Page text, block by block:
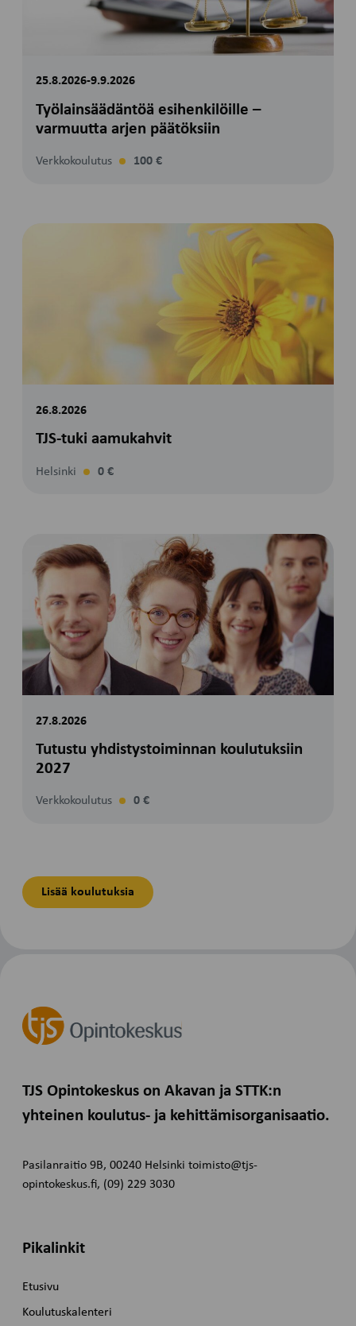
25.8.2026-9.9.2026
Työlainsäädäntöä esihenkilöille –
varmuutta arjen päätöksiin
Verkkokoulutus 100 €
26.8.2026
TJS-tuki aamukahvit
Helsinki 0 €
27.8.2026
Tutustu yhdistystoiminnan koulutuksiin
2027
Verkkokoulutus 0 €
Lisää koulutuksia
TJS Opintokeskus on Akavan ja STTK:n
yhteinen koulutus- ja kehittämisorganisaatio.
Pasilanraitio 9B, 00240 Helsinki toimisto@tjs-
opintokeskus.fi, (09) 229 3030
Pikalinkit
Etusivu
Koulutuskalenteri